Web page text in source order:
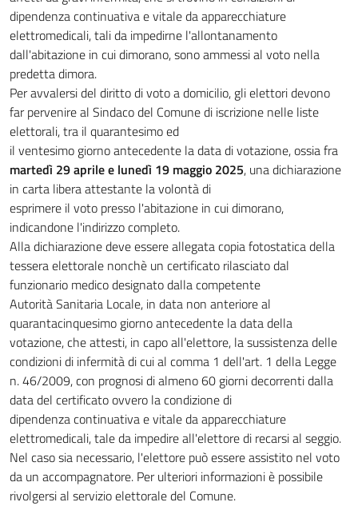
dipendenza continuativa e vitale da apparecchiature
elettromedicali, tali da impedirne l'allontanamento
dall'abitazione in cui dimorano, sono ammessi al voto nella
predetta dimora.
Per avvalersi del diritto di voto a domicilio, gli elettori devono
far pervenire al Sindaco del Comune di iscrizione nelle liste
elettorali, tra il quarantesimo ed
il ventesimo giorno antecedente la data di votazione, ossia fra
martedì 29 aprile e lunedì 19 maggio 2025, una dichiarazione
in carta libera attestante la volontà di
esprimere il voto presso l'abitazione in cui dimorano,
indicandone l'indirizzo completo.
Alla dichiarazione deve essere allegata copia fotostatica della
tessera elettorale nonchè un certificato rilasciato dal
funzionario medico designato dalla competente
Autorità Sanitaria Locale, in data non anteriore al
quarantacinquesimo giorno antecedente la data della
votazione, che attesti, in capo all'elettore, la sussistenza delle
condizioni di infermità di cui al comma 1 dell'art. 1 della Legge
n. 46/2009, con prognosi di almeno 60 giorni decorrenti dalla
data del certificato ovvero la condizione di
dipendenza continuativa e vitale da apparecchiature
elettromedicali, tale da impedire all'elettore di recarsi al seggio.
Nel caso sia necessario, l'elettore può essere assistito nel voto
da un accompagnatore. Per ulteriori informazioni è possibile
rivolgersi al servizio elettorale del Comune.